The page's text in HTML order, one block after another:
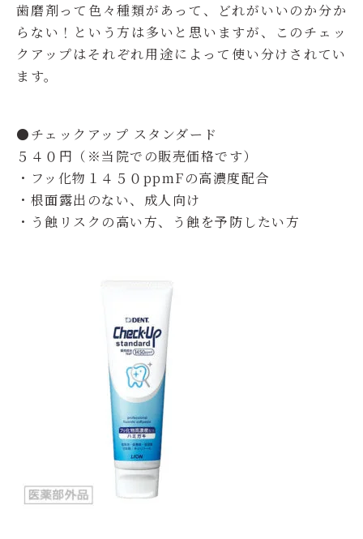
歯磨剤って色々種類があって、どれがいいのか分か
らない！という方は多いと思いますが、このチェッ
クアップはそれぞれ用途によって使い分けされてい
ます。
●チェックアップ スタンダード
５４０円（※当院での販売価格です）
・フッ化物１４５０ppmFの高濃度配合
・根面露出のない、成人向け
・う蝕リスクの高い方、う蝕を予防したい方